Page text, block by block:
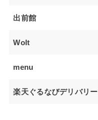
出前館
Wolt
menu
楽天ぐるなびデリバリー